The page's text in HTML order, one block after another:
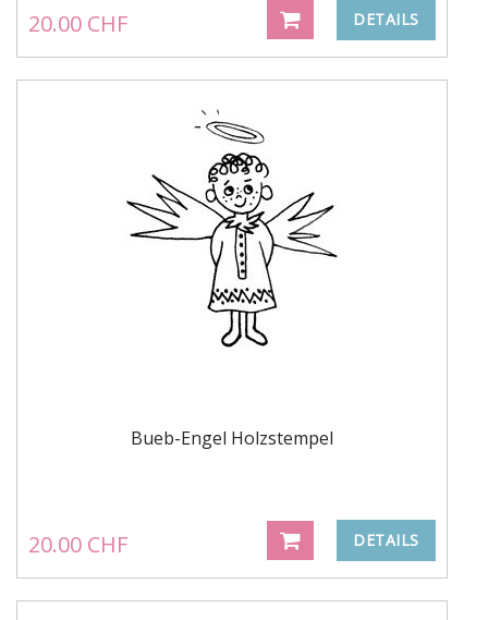
20.00 CHF DETAILS
Bueb-Engel Holzstempel
20.00 CHF DETAILS